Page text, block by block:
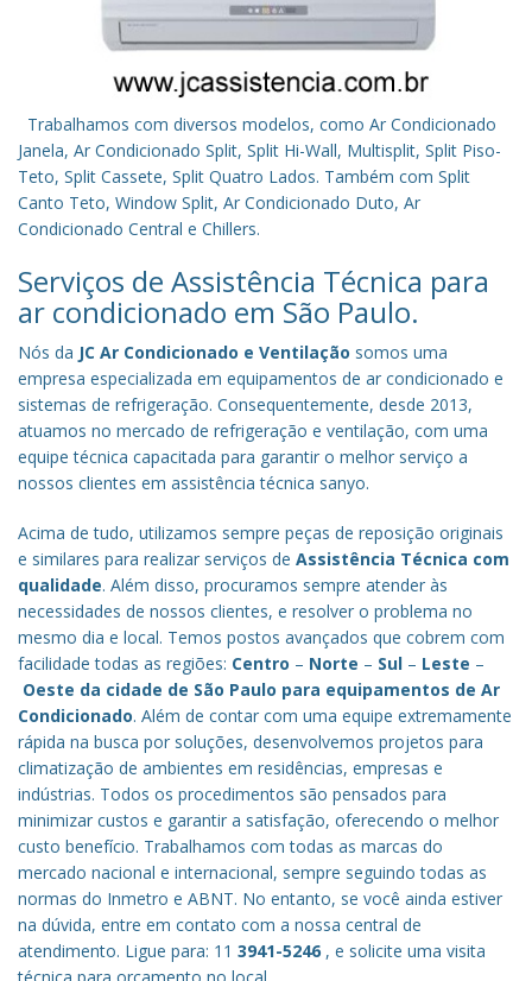
Trabalhamos com diversos modelos, como Ar Condicionado
Janela, Ar Condicionado Split, Split Hi-Wall, Multisplit, Split Piso-
Teto, Split Cassete, Split Quatro Lados. Também com Split
Canto Teto, Window Split, Ar Condicionado Duto, Ar
Condicionado Central e Chillers.
Serviços de Assistência Técnica para
ar condicionado em São Paulo.
Nós da JC Ar Condicionado e Ventilação somos uma
empresa especializada em equipamentos de ar condicionado e
sistemas de refrigeração. Consequentemente, desde 2013,
atuamos no mercado de refrigeração e ventilação, com uma
equipe técnica capacitada para garantir o melhor serviço a
nossos clientes em assistência técnica sanyo.
Acima de tudo, utilizamos sempre peças de reposição originais
e similares para realizar serviços de Assistência Técnica com
qualidade. Além disso, procuramos sempre atender às
necessidades de nossos clientes, e resolver o problema no
mesmo dia e local. Temos postos avançados que cobrem com
facilidade todas as regiões: Centro – Norte – Sul – Leste –
Oeste da cidade de São Paulo para equipamentos de Ar
Condicionado. Além de contar com uma equipe extremamente
rápida na busca por soluções, desenvolvemos projetos para
climatização de ambientes em residências, empresas e
indústrias. Todos os procedimentos são pensados para
minimizar custos e garantir a satisfação, oferecendo o melhor
custo benefício. Trabalhamos com todas as marcas do
mercado nacional e internacional, sempre seguindo todas as
normas do Inmetro e ABNT. No entanto, se você ainda estiver
na dúvida, entre em contato com a nossa central de
atendimento. Ligue para: 11 3941-5246 , e solicite uma visita